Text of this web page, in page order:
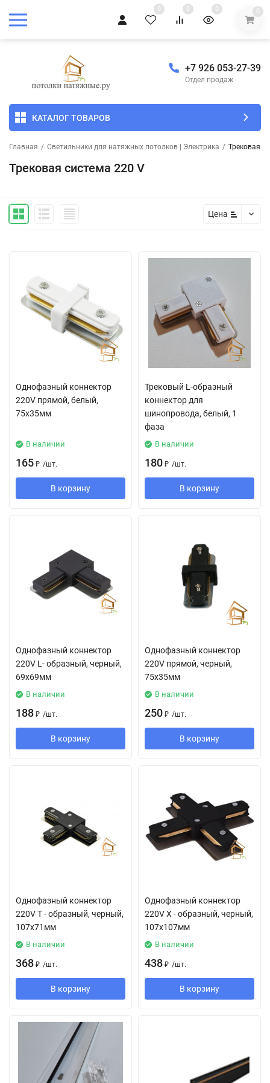
0 0 0 0
+7 926 053-27-39
Отдел продаж
КАТАЛОГ ТОВАРОВ
Главная / Светильники для натяжных потолков | Электрика / Трековая
Трековая система 220 V
Цена
Однофазный коннектор
220V прямой, белый,
75x35мм
В наличии
165 ₽ /шт.
В корзину
Трековый L-образный
коннектор для
шинопровода, белый, 1
фаза
В наличии
180 ₽ /шт.
В корзину
Однофазный коннектор
220V L- образный, черный,
69x69мм
В наличии
188 ₽ /шт.
В корзину
Однофазный коннектор
220V прямой, черный,
75x35мм
В наличии
250 ₽ /шт.
В корзину
Однофазный коннектор
220V Т - образный, черный,
107x71мм
В наличии
368 ₽ /шт.
В корзину
Однофазный коннектор
220V Х - образный, черный,
107x107мм
В наличии
438 ₽ /шт.
В корзину